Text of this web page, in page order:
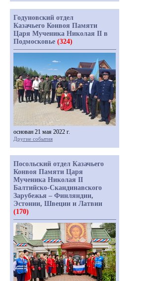
Годуновский отдел
Казачьего Конвоя Памяти
Царя Мученика Николая II в
Подмосковье (324)
основан 21 мая 2022 г.
Другие события
Посольский отдел Казачьего
Конвоя Памяти Царя
Мученика Николая II
Балтийско-Скандинавского
Зарубежья – Финляндии,
Эстонии, Швеции и Латвии
(170)